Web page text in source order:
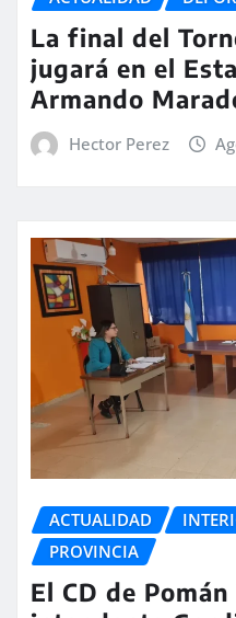
La final del
jugará en el
Armando
Hector Perez
ACTUALIDAD
PROVINCIA
El CD de